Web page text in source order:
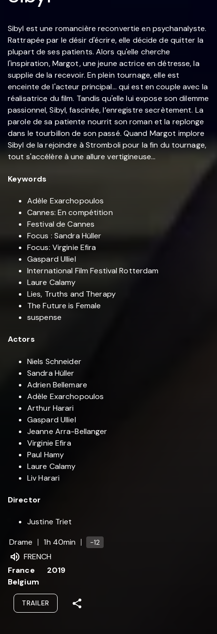
Sibyl est une romancière reconvertie en psychanalyste.
Rattrapée par le désir d'écrire, elle décide de quitter la
plupart de ses patients. Alors qu'elle cherche
l'inspiration, Margot, une jeune actrice en détresse, la
supplie de la recevoir. En plein tournage, elle est
enceinte de l'acteur principal… qui est en couple avec la
réalisatrice du film. Tandis qu'elle lui expose son dilemme
passionnel, Sibyl, fascinée, l’enregistre secrètement. La
parole de sa patiente nourrit son roman et la replonge
dans le tourbillon de son passé. Quand Margot implore
Sibyl de la rejoindre à Stromboli pour la fin du tournage,
tout s'accélère à une allure vertigineuse…
Keywords
Adèle Exarchopoulos
Cannes: En compétition
Festival de Cannes
Focus : Sandra Hüller
Focus: Virginie Efira
Gaspard Ulliel
International Film Festival Rotterdam
Laure Calamy
Lies, Truths and Therapy
The Future is Female
suspense
Actors
Niels Schneider
Sandra Hüller
Adrien Bellemare
Adèle Exarchopoulos
Arthur Harari
Gaspard Ulliel
Jeanne Arra-Bellanger
Virginie Efira
Paul Hamy
Laure Calamy
Liv Harari
Director
Justine Triet
Drame
1h 40min -12
FRENCH
France
Belgium
2019
TRAILER